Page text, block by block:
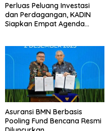
Perluas Peluang Investasi
dan Perdagangan, KADIN
Siapkan Empat Agenda
Asuransi BMN Berbasis
Pooling Fund Bencana Resmi